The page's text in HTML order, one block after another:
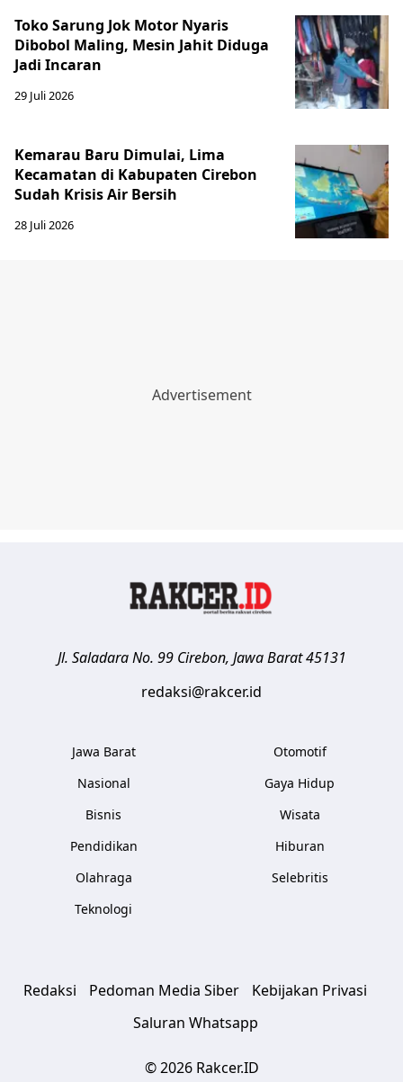
Toko Sarung Jok Motor Nyaris
Dibobol Maling, Mesin Jahit Diduga
Jadi Incaran
29 Juli 2026
Kemarau Baru Dimulai, Lima
Kecamatan di Kabupaten Cirebon
Sudah Krisis Air Bersih
28 Juli 2026
Jl. Saladara No. 99 Cirebon, Jawa Barat 45131
redaksi@rakcer.id
Jawa Barat
Nasional
Bisnis
Pendidikan
Olahraga
Teknologi
Otomotif
Gaya Hidup
Wisata
Hiburan
Selebritis
Redaksi Pedoman Media Siber
Kebijakan Privasi
Saluran Whatsapp
© 2026 Rakcer.ID